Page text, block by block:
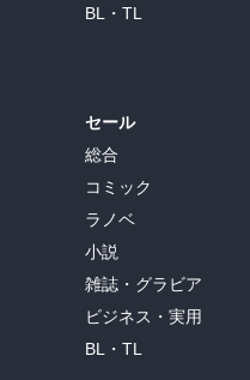
BL・TL
セール
総合
コミック
ラノベ
小説
雑誌・グラビア
ビジネス・実用
BL・TL